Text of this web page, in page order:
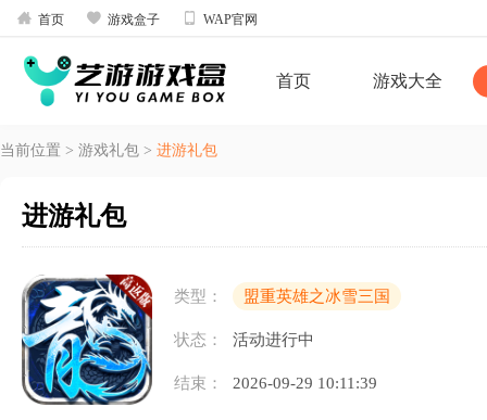
 首页  游戏盒子  WAP官网
首页 游戏大全
当前位置 > 游戏礼包 > 进游礼包
进游礼包
类型： 盟重英雄之冰雪三国
状态： 活动进行中
结束： 2026-09-29 10:11:39